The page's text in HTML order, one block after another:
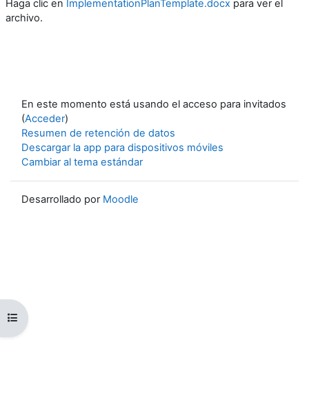
Abrir índice del curso
Haga clic en ImplementationPlanTemplate.docx para ver el
archivo.
En este momento está usando el acceso para invitados
(Acceder)
Resumen de retención de datos
Descargar la app para dispositivos móviles
Cambiar al tema estándar
Desarrollado por Moodle